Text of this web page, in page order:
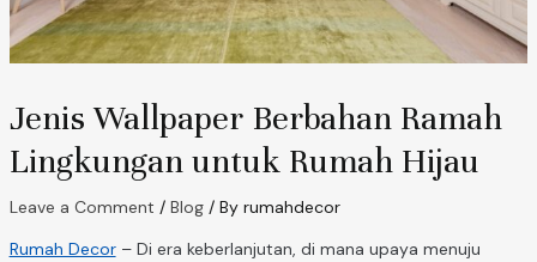
Jenis Wallpaper Berbahan Ramah
Lingkungan untuk Rumah Hijau
Leave a Comment / Blog/ By rumahdecor
Rumah Decor– Di era keberlanjutan, di mana upaya menuju